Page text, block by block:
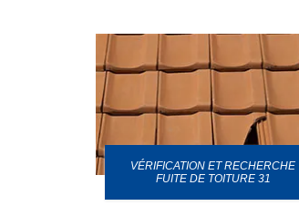
VÉRIFICATION ET RECHERCHE
FUITE DE TOITURE 31